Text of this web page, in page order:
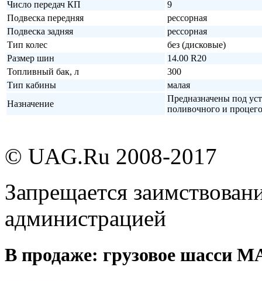
Число передач КП
9
Подвеска передняя
рессорная
Подвеска задняя
рессорная
Тип колес
без (дисковые)
Размер шин
14.00 R20
Топливный бак, л
300
Тип кабины
малая
Назначение
Предназначены под
поливочного и
© UAG.Ru 2008-2017
Запрещается
администрацией
В продаже: грузовое шасси